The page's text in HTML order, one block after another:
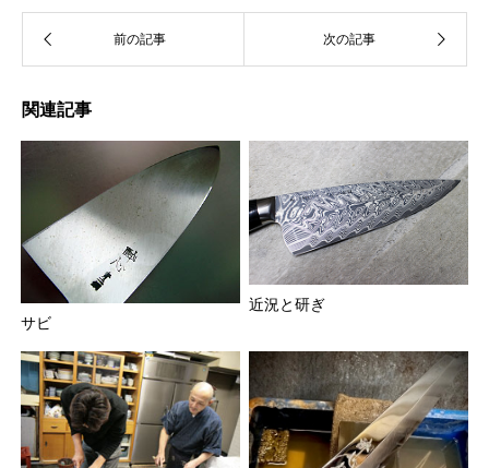
関連記事
サビ
近況と研ぎ